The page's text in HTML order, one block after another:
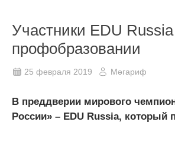
Участники EDU
профобразовании
25 февраля 2019 Мәгариф
В преддверии мирового
России» – EDU Russia, который